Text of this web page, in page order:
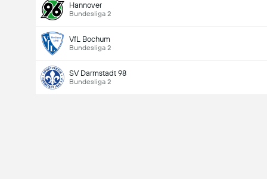
Hannover
Bundesliga 2
VfL Bochum
Bundesliga 2
SV Darmstadt 98
Bundesliga 2